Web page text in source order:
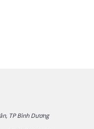
TP Bình Dương